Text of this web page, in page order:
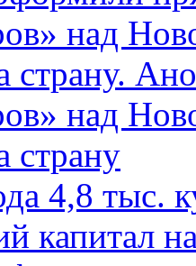
над
страну.
над
страну
4,8 тыс.
капитал